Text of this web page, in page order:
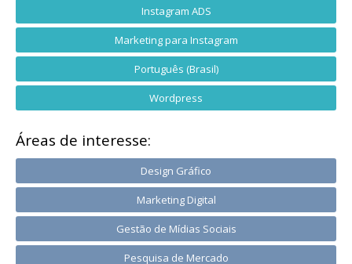
Instagram ADS
Marketing para Instagram
Português (Brasil)
Wordpress
Áreas de interesse:
Design Gráfico
Marketing Digital
Gestão de Mídias Sociais
Pesquisa de Mercado